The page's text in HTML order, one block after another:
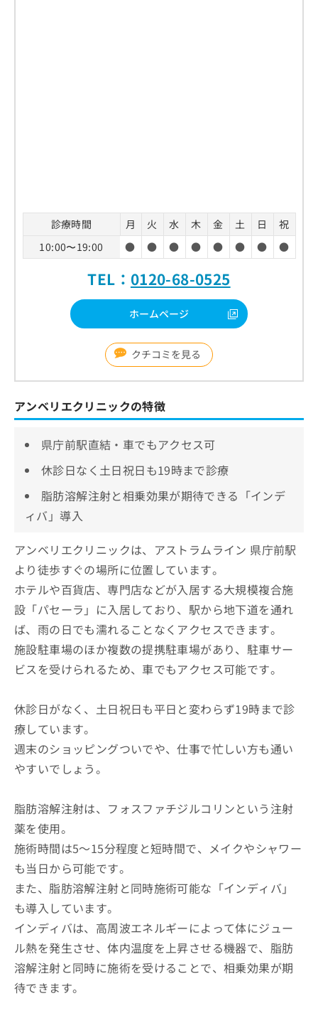
診療時間 月 火 水 木 金 土 日
祝
10:00〜19:00
● ● ● ● ● ● ● ●
TEL： 0120-68-0525
ホームページ
クチコミを見る
アンベリエクリニックの特徴
県庁前駅直結・車でもアクセス可
休診日なく土日祝日も19時まで診療
脂肪溶解注射と相乗効果が期待できる「インデ
ィバ」導入
アンベリエクリニックは、アストラムライン 県庁前駅
より徒歩すぐの場所に位置しています。
ホテルや百貨店、専門店などが入居する大規模複合施
設「パセーラ」に入居しており、駅から地下道を通れ
ば、雨の日でも濡れることなくアクセスできます。
施設駐車場のほか複数の提携駐車場があり、駐車サー
ビスを受けられるため、車でもアクセス可能です。
休診日がなく、土日祝日も平日と変わらず19時まで診
療しています。
週末のショッピングついでや、仕事で忙しい方も通い
やすいでしょう。
脂肪溶解注射は、フォスファチジルコリンという注射
薬を使用。
施術時間は5～15分程度と短時間で、メイクやシャワー
も当日から可能です。
また、脂肪溶解注射と同時施術可能な「インディバ」
も導入しています。
インディバは、高周波エネルギーによって体にジュー
ル熱を発生させ、体内温度を上昇させる機器で、脂肪
溶解注射と同時に施術を受けることで、相乗効果が期
待できます。